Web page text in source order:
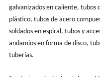
galvanizados en caliente, tubos
plástico, tubos de acero
soldados en espiral, tubos y
andamios en forma de disco,
tuberías.